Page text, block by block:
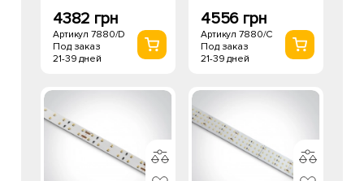
4382 грн
Артикул 7880/D
Под заказ
21-39 дней
4556 грн
Артикул 7880/C
Под заказ
21-39 дней